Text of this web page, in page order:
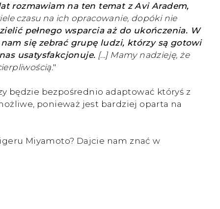
rozmawiam na ten temat z Avi Aradem,
czasu na ich opracowanie, dopóki nie
pełnego wsparcia aż do ukończenia. W
się zebrać grupę ludzi, którzy są gotowi
usatysfakcjonuje. [...] Mamy nadzieję, że
"
będzie bezpośrednio adaptować któryś z
ponieważ jest bardziej oparta na
Miyamoto? Dajcie nam znać w